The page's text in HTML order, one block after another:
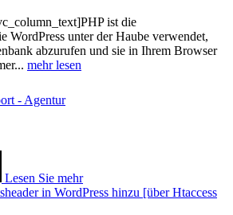
ist die
WordPress unter der Haube verwendet,
abzurufen und sie in Ihrem Browser
mehr lesen
- Agentur
Lesen Sie mehr
in WordPress hinzu [über Htaccess